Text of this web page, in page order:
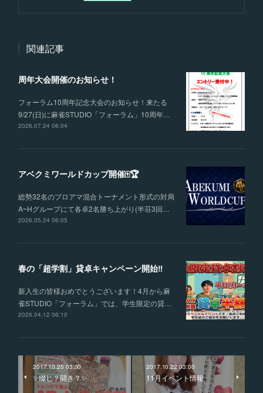
関連記事
周年大会開催のお知らせ！
フォーラム10周年記念大会のお知らせ！来たる
9/27(日)に麻雀STUDIO「フォーラム」10周年…
2026.07.24 06:04
アベクミワールドカップ開催🀄🏆
総勢32名のプロアマ混合トーナメント形式の対局
A~Hグループにて各卓2名勝ち上がり(半荘3回…
2026.05.24 06:05
春の「超学割」貸卓キャンペーン開始‼
新入生の皆様おめでとうございます！4月から麻
雀STUDIO「フォーラム」では、学生限定の貸…
2026.04.12 06:10
2017.10.25 03:00
✨綴じ？開き？✨
2017.10.22 03:00
11月イベント情報